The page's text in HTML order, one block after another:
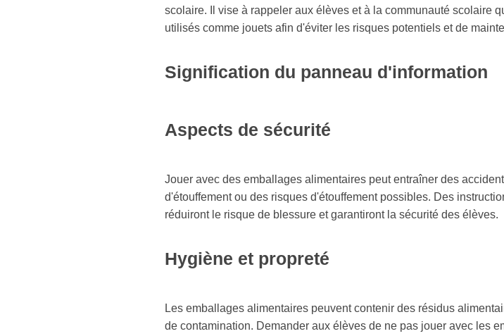
scolaire. Il vise à rappeler aux élèves et à la communauté scolaire
utilisés comme jouets afin d'éviter les risques potentiels et de
Signification du panneau d'information
Aspects de sécurité
Jouer avec des emballages alimentaires peut entraîner des
d'étouffement ou des risques d'étouffement possibles. Des
réduiront le risque de blessure et garantiront la sécurité des élèves.
Hygiène et propreté
Les emballages alimentaires peuvent contenir des résidus
de contamination. Demander aux élèves de ne pas jouer avec les